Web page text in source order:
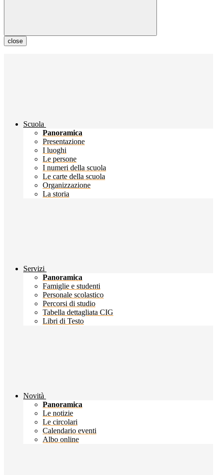
close
Scuola
Panoramica
Presentazione
I luoghi
Le persone
I numeri della scuola
Le carte della scuola
Organizzazione
La storia
Servizi
Panoramica
Famiglie e studenti
Personale scolastico
Percorsi di studio
Tabella dettagliata CIG
Libri di Testo
Novità
Panoramica
Le notizie
Le circolari
Calendario eventi
Albo online